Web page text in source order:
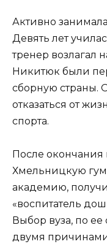
Активно
Девять лет
тренер
Никитюк были
сборную страны.
отказаться от
спорта.
После
Хмельницкую
академию,
«воспитатель
Выбор вуза, по
двумя